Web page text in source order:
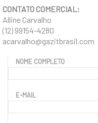
CONTATO COMERCIAL:
Alline Carvalho
(12) 99154-4280
acarvalho@gazitbrasil.com
NOME COMPLETO
E-MAIL